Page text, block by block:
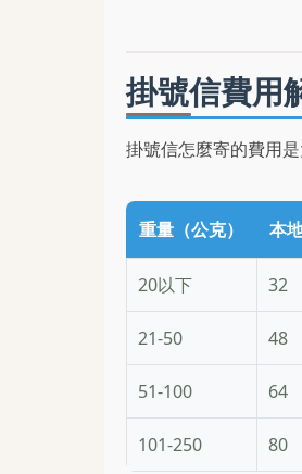
掛號信費用
掛號信怎麼寄的費用
重量（公克） 本
20以下 32
21-50 48
51-100 64
101-250 80